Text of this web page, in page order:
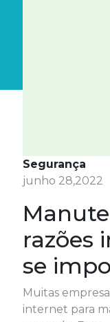
Segurança
junho 28,2022
razões
se
Muitas
internet para